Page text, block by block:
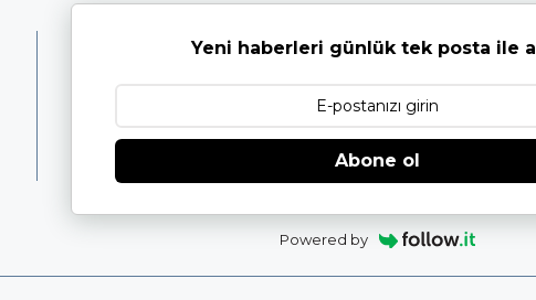
Yeni haberleri günlük tek posta ile
Abone ol
Powered by